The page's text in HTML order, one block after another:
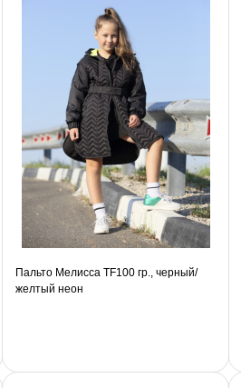
Пальто Мелисса TF100 гр., черный/
желтый неон